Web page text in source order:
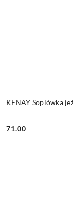
KENAY Soplówka
Cena:
71.00